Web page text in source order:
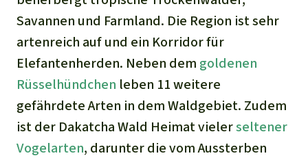
Aluminium
Gold
Landraub
Ältere Ausgaben
Kontakt
Transparenz
Freianzeigen
Italiano
Português
Indonesia
Waldschutz
Schutz von Indigenen
Spenden für eine Region
Südostasien
Afrika
Lateinamerika
Savannen und Farmland. Die Region ist sehr
artenreich auf und ein Korridor für
Elefantenherden. Neben dem goldenen
Rüsselhündchen leben 11 weitere
gefährdete Arten in dem Waldgebiet. Zudem
ist der Dakatcha Wald Heimat vielerseltener
Vogelarten, darunter die vom Aussterben